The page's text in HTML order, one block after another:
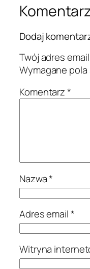
Dodaj
Twój adres
Wymagane
Komentarz*
Nazwa*
Adres email*
Witryna